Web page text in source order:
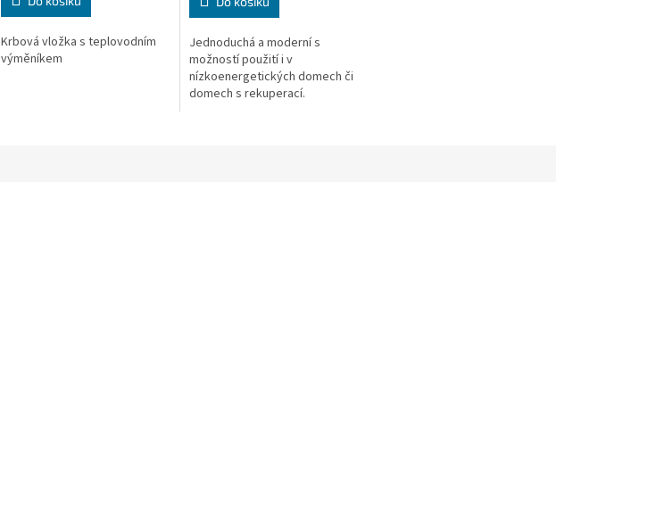
Krbová vložka s teplovodním
výměníkem
Jednoduchá a moderní s
možností použití i v
nízkoenergetických domech či
domech s rekuperací.